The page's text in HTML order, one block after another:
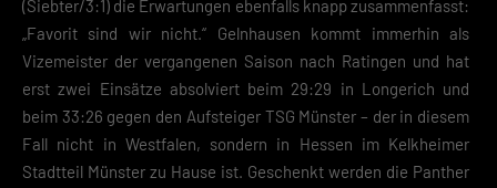
(Siebter/3:1) die Erwartungen ebenfalls knapp zusammenfasst:
„Favorit sind wir nicht.“ Gelnhausen kommt immerhin als
Vizemeister der vergangenen Saison nach Ratingen und hat
erst zwei Einsätze absolviert beim 29:29 in Longerich und
beim 33:26 gegen den Aufsteiger TSG Münster – der in diesem
Fall nicht in Westfalen, sondern in Hessen im Kelkheimer
Stadtteil Münster zu Hause ist. Geschenkt werden die Panther
(z. B. IP-Adressen). Informationen zu den Funktionen und Anbietern
verwendeten Cookies findest du unten unter „Cookie-Details“. Weitere
Informationen über die Verwendung deiner Daten findest du in
unserer
Datenschutzerklärung
Mit dem Klick auf „Verstanden“ erklärst du dich mit der Verwendung der
Cookies einverstanden. Wir bitten dich um Verständnis, dass du ohne
Zustimmung zur Cookie-Verwendung unser Angebot nicht nutzen